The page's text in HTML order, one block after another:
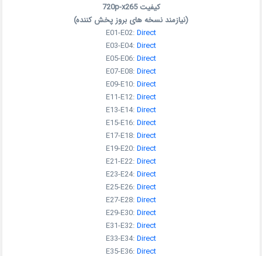
کیفیت 720p-x265
(نیازمند نسخه های بروز پخش کننده)
E01-E02:Direct
E03-E04:Direct
E05-E06:Direct
E07-E08:Direct
E09-E10:Direct
E11-E12:Direct
E13-E14:Direct
E15-E16:Direct
E17-E18:Direct
E19-E20:Direct
E21-E22:Direct
E23-E24:Direct
E25-E26:Direct
E27-E28:Direct
E29-E30:Direct
E31-E32:Direct
E33-E34:Direct
E35-E36:Direct